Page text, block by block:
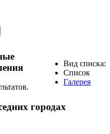
Вид списка:
Список
Галерея
городах